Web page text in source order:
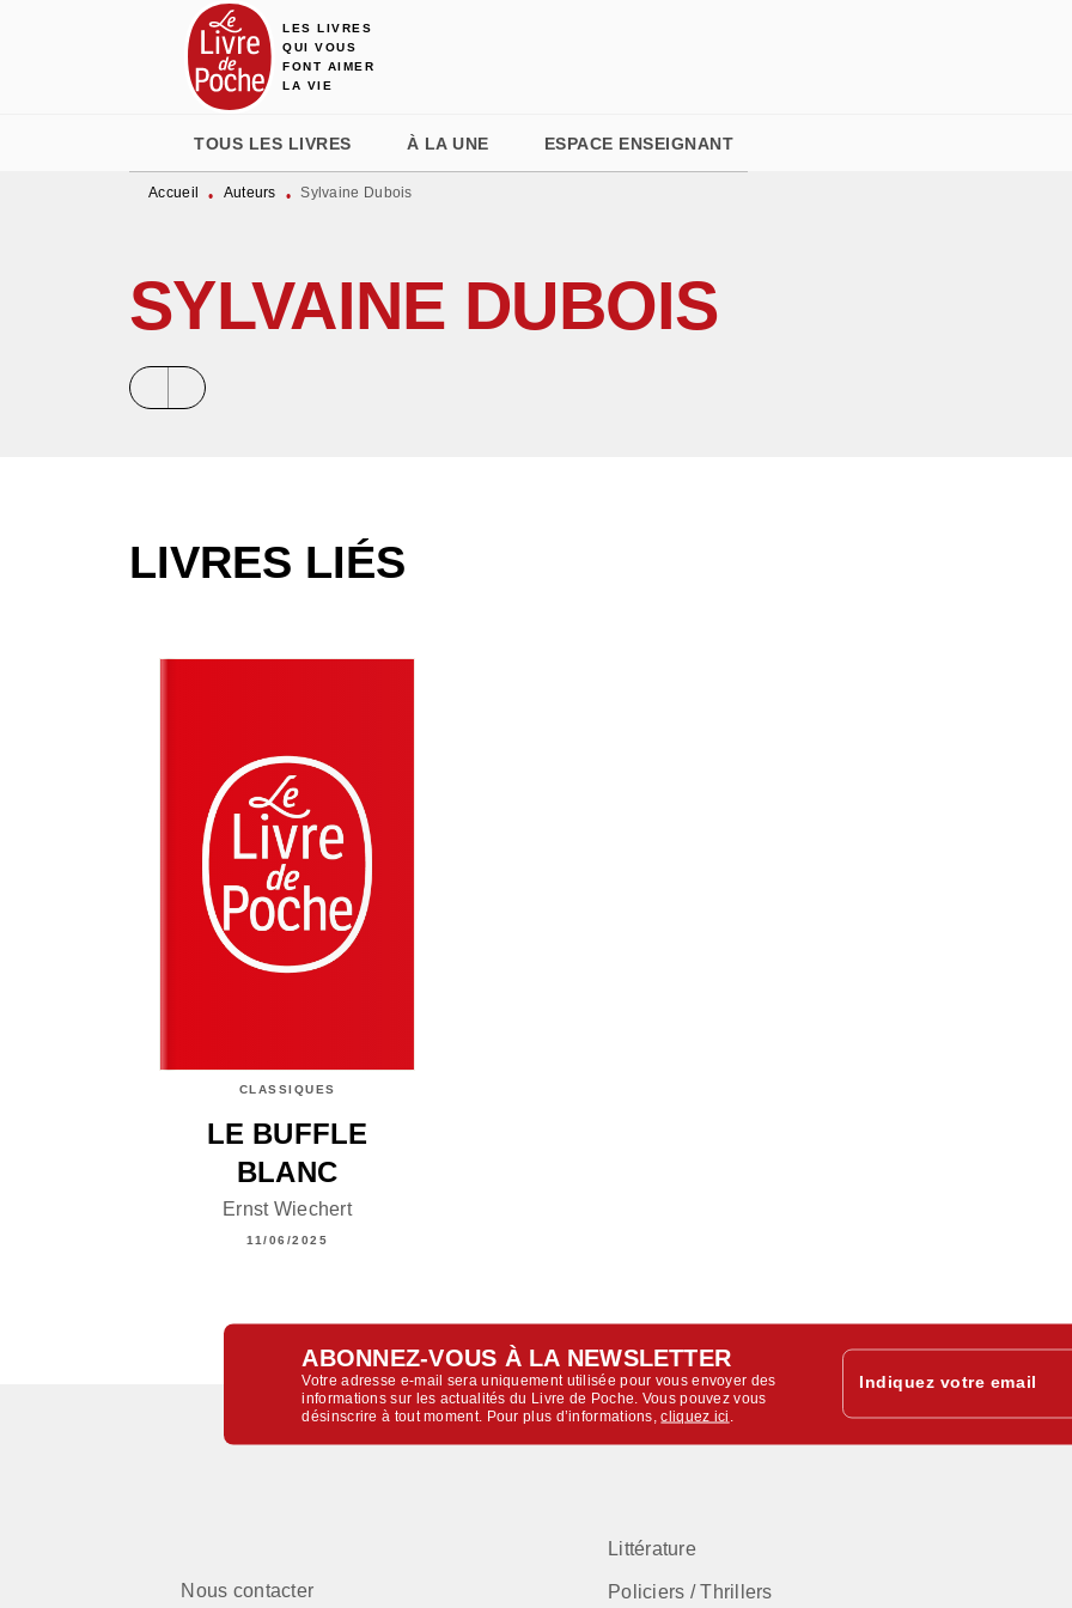
MENU RECHERCHE
LES LIVRES
QUI VOUS
FONT AIMER
LA VIE
TOUS LES LIVRES À LA UNE ESPACE ENSEIGNANT
Accueil • Auteurs • Sylvaine Dubois
SYLVAINE DUBOIS
LIVRES LIÉS
CLASSIQUES
LE BUFFLE
BLANC
Ernst Wiechert
11/06/2025
ABONNEZ-VOUS À LA NEWSLETTER
Votre adresse e-mail sera uniquement utilisée pour vous envoyer des
informations sur les actualités du Livre de Poche. Vous pouvez vous
désinscrire à tout moment. Pour plus d’informations,cliquez ici
Indiquez votre email
Nous contacter
Littérature
Policiers / Thrillers